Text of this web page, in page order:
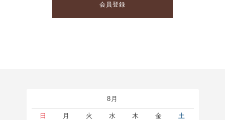
会員登録
8月
日 月 火 水 木 金
土